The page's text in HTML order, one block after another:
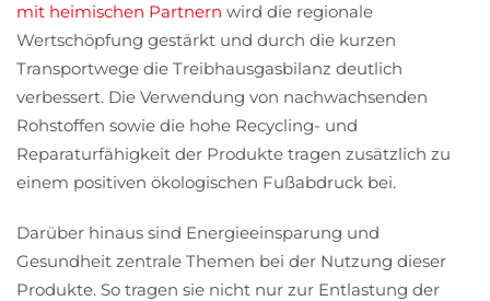
mit heimischen Partnern wird die regionale
Wertschöpfung gestärkt und durch die kurzen
Transportwege die Treibhausgasbilanz deutlich
verbessert. Die Verwendung von nachwachsenden
Rohstoffen sowie die hohe Recycling- und
Reparaturfähigkeit der Produkte tragen zusätzlich zu
einem positiven ökologischen Fußabdruck bei.
Darüber hinaus sind Energieeinsparung und
Gesundheit zentrale Themen bei der Nutzung dieser
Produkte. So tragen sie nicht nur zur Entlastung der